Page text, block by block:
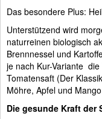
Das besondere Plus:
Unterstützend wird
naturreinen biologisch
Brennnessel und
je nach Kur-Variante 
Tomatensaft (Der
Möhre, Apfel und Mango
Die gesunde Kraft der